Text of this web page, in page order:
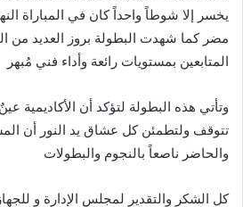
يخسر إلا شوطاً واحداً كان في المباراة
مضر كما شهدت البطولة بروز العديد من
المتابعين بمستويات رائعة وأداء فني مُبهر
وتأتي هذه البطولة لتؤكد أن الأكاديمية
تتوقف ولتطمئن كل عشاق يد النور أن
والحاضر ناصعاً بالنجوم والبطولات
كل الشكر والتقدير لمجلس الإدارة و